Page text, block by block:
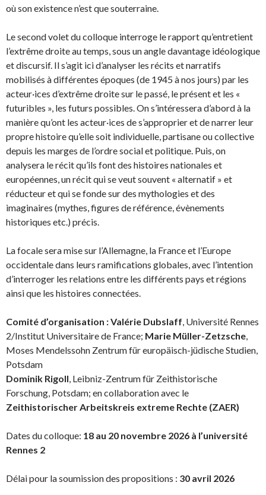
où son existence n’est que souterraine.
Le second volet du colloque interroge le rapport qu’entretient
l’extrême droite au temps, sous un angle davantage idéologique
et discursif. Il s’agit ici d’analyser les récits et narratifs
mobilisés à différentes époques (de 1945 à nos jours) par les
acteur·ices d’extrême droite sur le passé, le présent et les «
futuribles », les futurs possibles. On s’intéressera d’abord à la
manière qu’ont les acteur·ices de s’approprier et de narrer leur
propre histoire qu’elle soit individuelle, partisane ou collective
depuis les marges de l’ordre social et politique. Puis, on
analysera le récit qu’ils font des histoires nationales et
européennes, un récit qui se veut souvent « alternatif » et
réducteur et qui se fonde sur des mythologies et des
imaginaires (mythes, figures de référence, évènements
historiques etc.) précis.
La focale sera mise sur l’Allemagne, la France et l’Europe
occidentale dans leurs ramifications globales, avec l’intention
d’interroger les relations entre les différents pays et régions
ainsi que les histoires connectées.
Comité d’organisation : Valérie Dubslaff, Université Rennes
2/Institut Universitaire de France; Marie Müller-Zetzsche,
Moses Mendelssohn Zentrum für europäisch-jüdische Studien,
Potsdam
Dominik Rigoll, Leibniz-Zentrum für Zeithistorische
Forschung, Potsdam; en collaboration avec le
Zeithistorischer Arbeitskreis extreme Rechte (ZAER)
Dates du colloque: 18 au 20 novembre 2026 à l’université
Rennes 2
Délai pour la soumission des propositions : 30 avril 2026